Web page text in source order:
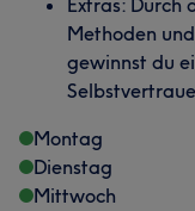
Extras: Durch
Methoden
gewinnst du
Montag
Dienstag
Mittwoch